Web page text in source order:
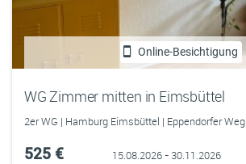
Online-Besichtigung
WG Zimmer mitten in Eimsbüttel
2er WG | Hamburg Eimsbüttel | Eppendorfer Weg
525 € 15.08.2026 - 30.11.2026